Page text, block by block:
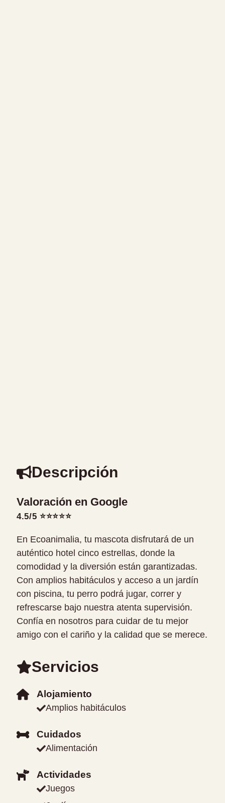
Descripción
Valoración en Google
4.5/5 ⭐⭐⭐⭐⭐
En Ecoanimalia, tu mascota disfrutará de un
auténtico hotel cinco estrellas, donde la
comodidad y la diversión están garantizadas.
Con amplios habitáculos y acceso a un jardín
con piscina, tu perro podrá jugar, correr y
refrescarse bajo nuestra atenta supervisión.
Confía en nosotros para cuidar de tu mejor
amigo con el cariño y la calidad que se merece.
Servicios
Alojamiento
Amplios habitáculos
Cuidados
Alimentación
Actividades
Juegos